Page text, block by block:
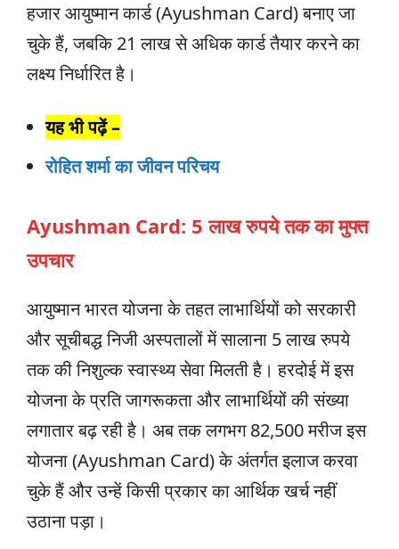
हजार आयुष्मान कार्ड (Ayushman Card) बनाए जा
चुके हैं, जबकि 21 लाख से अधिक कार्ड तैयार करने का
लक्ष्य निर्धारित है।
यह भी पढ़ें –
रोहित शर्मा का जीवन परिचय
Ayushman Card: 5 लाख रुपये तक का मुफ्त
उपचार
आयुष्मान भारत योजना के तहत लाभार्थियों को सरकारी
और सूचीबद्ध निजी अस्पतालों में सालाना 5 लाख रुपये
तक की निशुल्क स्वास्थ्य सेवा मिलती है। हरदोई में इस
योजना के प्रति जागरूकता और लाभार्थियों की संख्या
लगातार बढ़ रही है। अब तक लगभग 82,500 मरीज इस
योजना (Ayushman Card) के अंतर्गत इलाज करवा
चुके हैं और उन्हें किसी प्रकार का आर्थिक खर्च नहीं
उठाना पड़ा।